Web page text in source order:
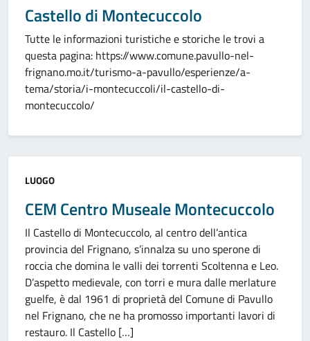
Castello di Montecuccolo
Tutte le informazioni turistiche e storiche le trovi a
questa pagina: https://www.comune.pavullo-nel-
frignano.mo.it/turismo-a-pavullo/esperienze/a-
tema/storia/i-montecuccoli/il-castello-di-
montecuccolo/
Categoria:
LUOGO
CEM Centro Museale Montecuccolo
Il Castello di Montecuccolo, al centro dell’antica
provincia del Frignano, s’innalza su uno sperone di
roccia che domina le valli dei torrenti Scoltenna e Leo.
D’aspetto medievale, con torri e mura dalle merlature
guelfe, è dal 1961 di proprietà del Comune di Pavullo
nel Frignano, che ne ha promosso importanti lavori di
restauro. Il Castello […]